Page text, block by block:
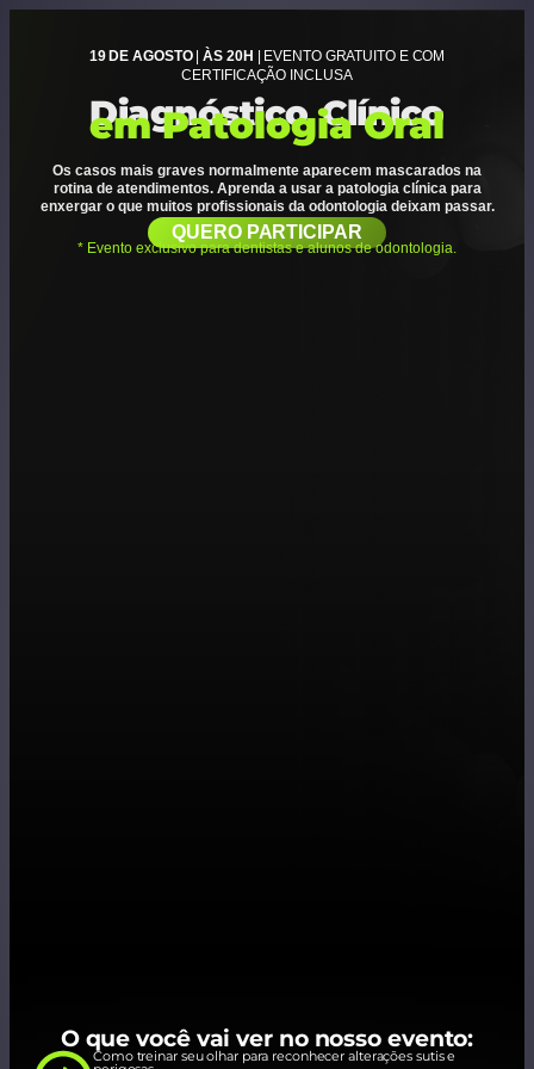
19 DE AGOSTO|ÀS 20H
| EVENTO GRATUITO E COM
CERTIFICAÇÃO INCLUSA
Diagnóstico Clínico
em Patologia Oral
Os casos mais graves normalmente aparecem mascarados na
rotina de atendimentos. Aprenda a usar a patologia clínica para
enxergar o que muitos profissionais da odontologia deixam passar.
QUERO PARTICIPAR
* Evento exclusivo para dentistas e alunos de odontologia.
O que você vai ver no nosso evento:
Como treinar seu olhar para reconhecer alterações sutis e